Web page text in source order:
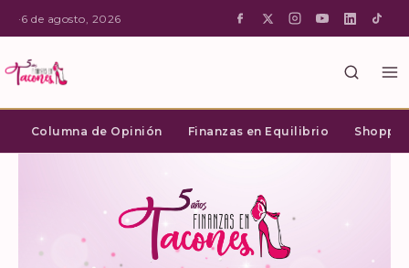
·6 de agosto, 2026
Columna de Opinión Finanzas en Equilibrio